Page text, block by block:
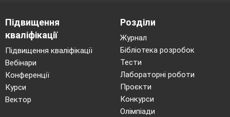
Підвищення
кваліфікації
Підвищення кваліфікації
Вебінари
Конференції
Курси
Вектор
Розділи
Журнал
Бібліотека розробок
Тести
Лабораторні роботи
Проєкти
Конкурси
Олімпіади